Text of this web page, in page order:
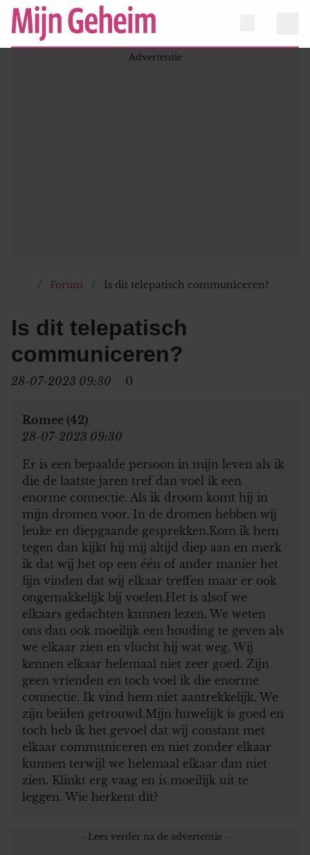
Forum Is dit telepatisch communiceren?
Is dit telepatisch
communiceren?
28-07-2023 09:30 0
Romee (42)
28-07-2023 09:30
Er is een bepaalde persoon in mijn leven als ik
die de laatste jaren tref dan voel ik een
enorme connectie. Als ik droom komt hij in
mijn dromen voor. In de dromen hebben wij
leuke en diepgaande gesprekken.Kom ik hem
tegen dan kijkt hij mij altijd diep aan en merk
ik dat wij het op een één of ander manier het
fijn vinden dat wij elkaar treffen maar er ook
ongemakkelijk bij voelen.Het is alsof we
elkaars gedachten kunnen lezen. We weten
ons dan ook moeilijk een houding te geven als
we elkaar zien en vlucht hij wat weg. Wij
kennen elkaar helemaal niet zeer goed. Zijn
geen vrienden en toch voel ik die enorme
connectie. Ik vind hem niet aantrekkelijk. We
zijn beiden getrouwd.Mijn huwelijk is goed en
toch heb ik het gevoel dat wij constant met
elkaar communiceren en niet zonder elkaar
kunnen terwijl we helemaal elkaar dan niet
zien. Klinkt erg vaag en is moeilijk uit te
leggen. Wie herkent dit?